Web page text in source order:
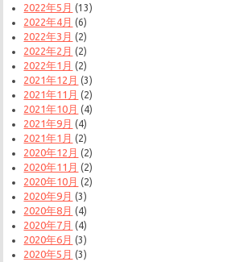
2022年5月 (13)
2022年4月 (6)
2022年3月 (2)
2022年2月 (2)
2022年1月 (2)
2021年12月 (3)
2021年11月 (2)
2021年10月 (4)
2021年9月 (4)
2021年1月 (2)
2020年12月 (2)
2020年11月 (2)
2020年10月 (2)
2020年9月 (3)
2020年8月 (4)
2020年7月 (4)
2020年6月 (3)
2020年5月 (3)